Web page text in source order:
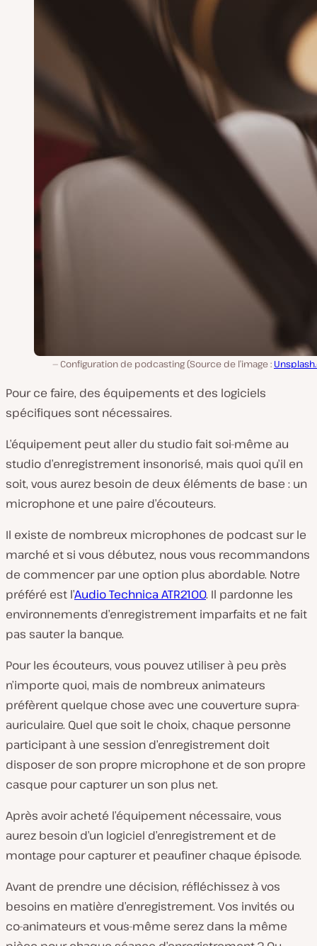
Configuration de podcasting (Source de l’image :
Pour ce faire, des équipements et des logiciels
spécifiques sont nécessaires.
L’équipement peut aller du studio fait soi-même au
studio d’enregistrement insonorisé, mais quoi qu’il en
soit, vous aurez besoin de deux éléments de base : un
microphone et une paire d’écouteurs.
Il existe de nombreux microphones de podcast sur le
marché et si vous débutez, nous vous recommandons
de commencer par une option plus abordable. Notre
préféré est l’Audio Technica ATR2100. Il pardonne les
environnements d’enregistrement imparfaits et ne fait
pas sauter la banque.
Pour les écouteurs, vous pouvez utiliser à peu près
n’importe quoi, mais de nombreux animateurs
préfèrent quelque chose avec une couverture supra-
auriculaire. Quel que soit le choix, chaque personne
participant à une session d’enregistrement doit
disposer de son propre microphone et de son propre
casque pour capturer un son plus net.
Après avoir acheté l’équipement nécessaire, vous
aurez besoin d’un logiciel d’enregistrement et de
montage pour capturer et peaufiner chaque épisode.
Avant de prendre une décision, réfléchissez à vos
besoins en matière d’enregistrement. Vos invités ou
co-animateurs et vous-même serez dans la même